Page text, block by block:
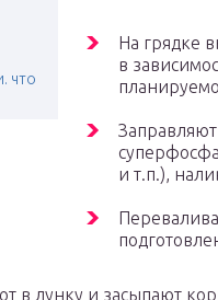
что
На грядке
в
и т.п.),
в лунку и засыпают